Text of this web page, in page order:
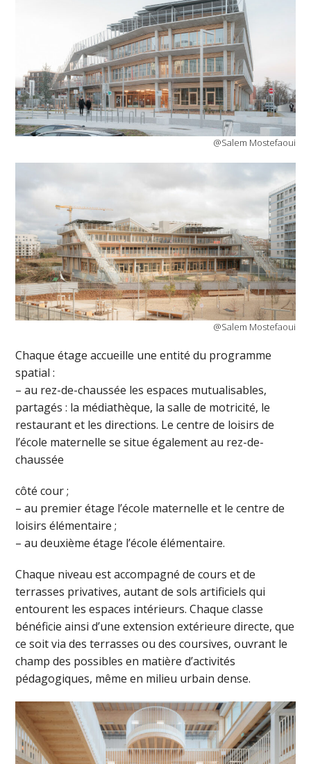
@Salem Mostefaoui
@Salem Mostefaoui
Chaque étage accueille une entité du programme
spatial :
– au rez-de-chaussée les espaces mutualisables,
partagés : la médiathèque, la salle de motricité, le
restaurant et les directions. Le centre de loisirs de
l’école maternelle se situe également au rez-de-
chaussée
côté cour ;
– au premier étage l’école maternelle et le centre de
loisirs élémentaire ;
– au deuxième étage l’école élémentaire.
Chaque niveau est accompagné de cours et de
terrasses privatives, autant de sols artificiels qui
entourent les espaces intérieurs. Chaque classe
bénéficie ainsi d’une extension extérieure directe, que
ce soit via des terrasses ou des coursives, ouvrant le
champ des possibles en matière d’activités
pédagogiques, même en milieu urbain dense.